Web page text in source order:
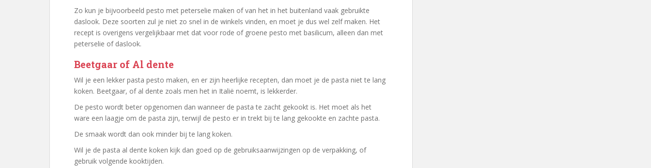
Zo kun je bijvoorbeeld pesto met peterselie maken of van het in het buitenland vaak gebruikte
daslook. Deze soorten zul je niet zo snel in de winkels vinden, en moet je dus wel zelf maken. Het
recept is overigens vergelijkbaar met dat voor rode of groene pesto met basilicum, alleen dan met
peterselie of daslook.
Beetgaar of Al dente
Wil je een lekker pasta pesto maken, en er zijn heerlijke recepten, dan moet je de pasta niet te lang
koken. Beetgaar, of al dente zoals men het in Italië noemt, is lekkerder.
De pesto wordt beter opgenomen dan wanneer de pasta te zacht gekookt is. Het moet als het
ware een laagje om de pasta zijn, terwijl de pesto er in trekt bij te lang gekookte en zachte pasta.
De smaak wordt dan ook minder bij te lang koken.
Wil je de pasta al dente koken kijk dan goed op de gebruiksaanwijzingen op de verpakking, of
gebruik volgende kooktijden.